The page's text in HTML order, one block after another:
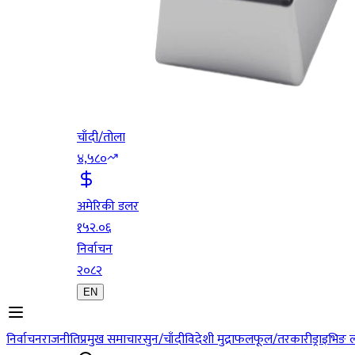
चाँदी/तोला
४,५८०
अमेरिकी डलर
१५२.०६
निर्वाचन
२०८२
EN
निर्वाचनराजनीतिप्रमुख समाचारसुन/चाँदीविदेशी मुद्राफलफूल/तरकारी